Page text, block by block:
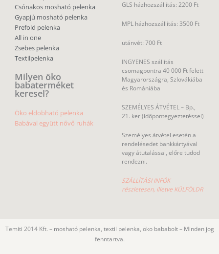
Csónakos mosható pelenka
Gyapjú mosható pelenka
Prefold pelenka
All in one
Zsebes pelenka
Textilpelenka
Milyen öko
babaterméket
keresel?
Öko eldobható pelenka
Babával együtt nővő ruhák
GLS házhozszállítás: 2200 Ft
MPL házhozszállítás: 3500 Ft
utánvét: 700 Ft
INGYENES szállítás
csomagpontra 40 000 Ft felett
Magyarországra, Szlovákiába
és Romániába
SZEMÉLYES ÁTVÉTEL – Bp.,
21. ker (időpontegyeztetéssel)
Személyes átvétel esetén a
rendelésedet bankkártyával
vagy átutalással, előre tudod
rendezni.
SZÁLLÍTÁSI INFÓK
részletesen, illetve KÜLFÖLDR
Temiti 2014 Kft. – mosható pelenka, textil pelenka, öko bababolt – Minden jog
fenntartva.